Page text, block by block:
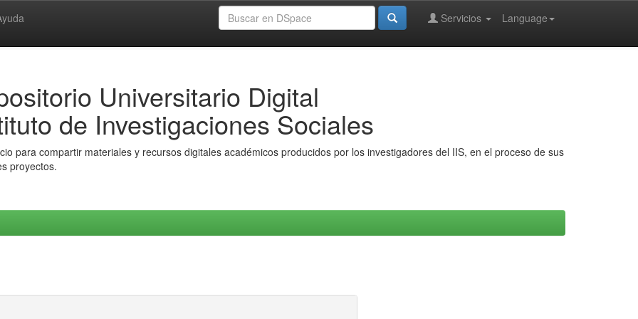
Language
Servicios
Universitario Digital
de Investigaciones Sociales
para compartir materiales y recursos digitales académicos producidos por los investigadores del IIS, en el proceso de sus
proyectos.